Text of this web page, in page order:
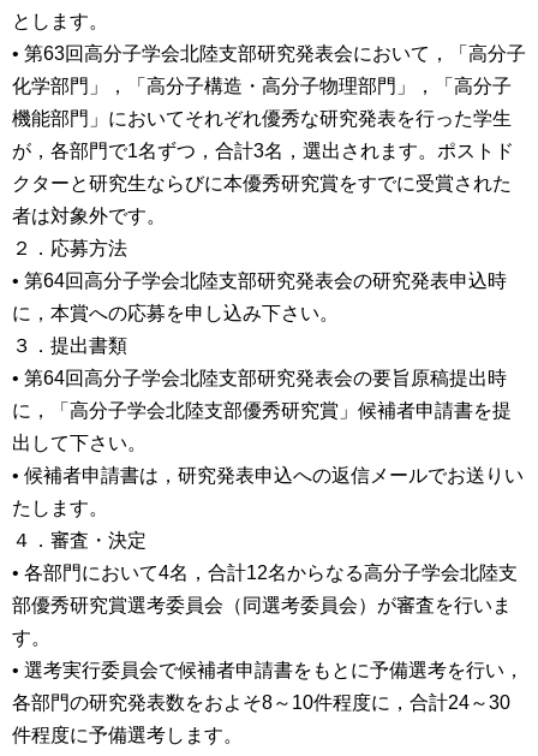
とします。
• 第63回高分子学会北陸支部研究発表会において，「高分子
化学部門」，「高分子構造・高分子物理部門」，「高分子
機能部門」においてそれぞれ優秀な研究発表を行った学生
が，各部門で1名ずつ，合計3名，選出されます。ポストド
クターと研究生ならびに本優秀研究賞をすでに受賞された
者は対象外です。
２．応募方法
• 第64回高分子学会北陸支部研究発表会の研究発表申込時
に，本賞への応募を申し込み下さい。
３．提出書類
• 第64回高分子学会北陸支部研究発表会の要旨原稿提出時
に，「高分子学会北陸支部優秀研究賞」候補者申請書を提
出して下さい。
• 候補者申請書は，研究発表申込への返信メールでお送りい
たします。
４．審査・決定
• 各部門において4名，合計12名からなる高分子学会北陸支
部優秀研究賞選考委員会（同選考委員会）が審査を行いま
す。
• 選考実行委員会で候補者申請書をもとに予備選考を行い，
各部門の研究発表数をおよそ8～10件程度に，合計24～30
件程度に予備選考します。